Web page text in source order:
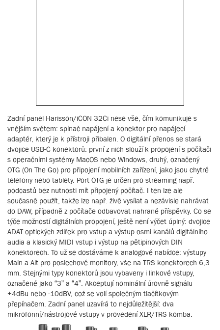
Zadní panel Harisson/iCON 32Ci nese vše, čím komunikuje s
vnějším světem: spínač napájení a konektor pro napájecí
adaptér, který je k přístroji přibalen. O digitální přenos se stará
dvojice USB-C konektorů: první z nich slouží k propojení s počítači
s operačními systémy MacOS nebo Windows, druhý, označený
OTG (On The Go) pro připojení mobilních zařízení, jako jsou chytré
telefony nebo tablety. Port OTG je určen pro streaming např.
podcastů bez nutnosti mít připojený počítač. I ten lze ale
současně použít, takže lze např. živě vysílat a nezávisle nahrávat
do DAW, případně z počítače odbavovat nahrané příspěvky. Co se
týče možností digitálních propojení, ještě není výčet úplný: dvojice
ADAT optických zdířek pro vstup a výstup osmi kanálů digitálního
audia a klasický MIDI vstup i výstup na pětipinových DIN
konektorech. To už se dostáváme k analogové nabídce: výstupy
Main a Alt pro poslechové monitory, vše na TRS konektorech 6,3
mm. Stejnými typy konektorů jsou vybaveny i linkové vstupy,
označené jako “3” a “4”. Akceptují nominální úrovně signálu
+4dBu nebo -10dBV, což se volí společným tlačítkovým
přepínačem. Zadní panel uzavírá to nejdůležitější: dva
mikrofonní/nástrojové vstupy v provedení XLR/TRS komba.